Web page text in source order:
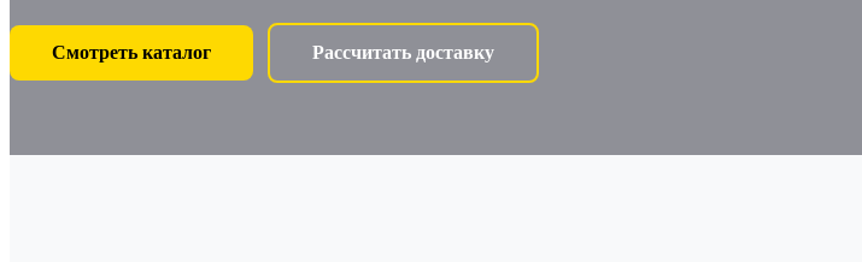
Смотреть каталог Рассчитать доставку